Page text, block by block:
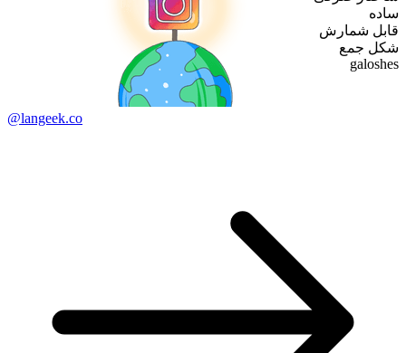
ساده
قابل شمارش
شکل جمع
galoshes
@langeek.co